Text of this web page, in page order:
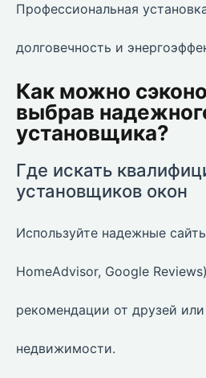
Профессиональная
долговечность и
Как можно
выбрав
установщика?
Где искать
установщиков окон
Используйте надежные
HomeAdvisor, Google
рекомендации от друзей
недвижимости.